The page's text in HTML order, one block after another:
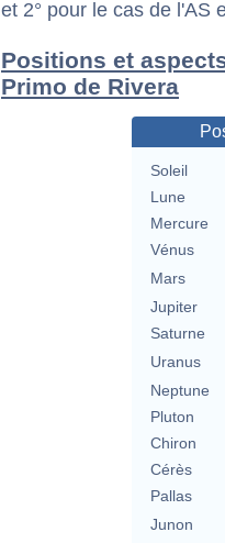
et 2° pour le cas de l'AS
Positions et
Primo de Rivera
Soleil
Lune
Mercure
Vénus
Mars
Jupiter
Saturne
Uranus
Neptune
Pluton
Chiron
Cérès
Pallas
Junon